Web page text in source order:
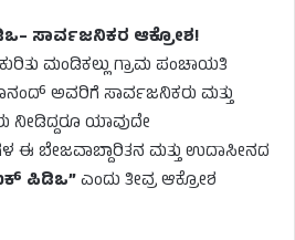
ಸಾರ್ವಜನಿಕರ ಆಕ್ರೋಶ!
ಮಂಡಿಕಲ್ಲು ಗ್ರಾಮ ಪಂಚಾಯತಿ
ಅವರಿಗೆ ಸಾರ್ವಜನಿಕರು ಮತ್ತು
ನೀಡಿದ್ದರೂ ಯಾವುದೇ
ಈ ಬೇಜವಾಬ್ದಾರಿತನ ಮತ್ತು ಉದಾಸೀನದ
ಪಿಡಿಒ”ಎಂದು ತೀವ್ರ ಆಕ್ರೋಶ